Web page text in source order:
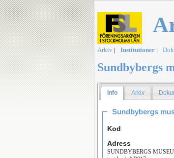
Arkiv | Institutioner |
Sundbybergs
Info Arkiv
Sundbybergs
Kod
Adress
SUNDBYBERGS